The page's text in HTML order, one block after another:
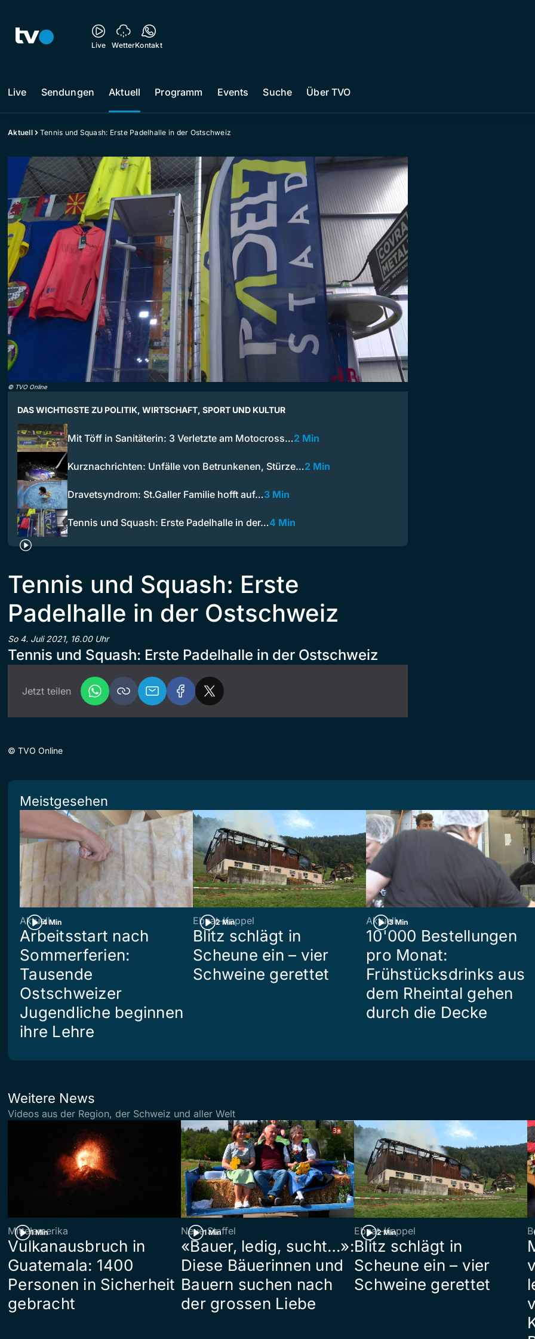
Live WetterKontakt
Live Sendungen Aktuell Programm Events Suche Über TVO
Aktuell Tennis und Squash: Erste Padelhalle in der Ostschweiz
© TVO Online
DAS WICHTIGSTE ZU POLITIK, WIRTSCHAFT, SPORT UND KULTUR
Mit Töff in Sanitäterin: 3 Verletzte am Motocross…2 Min
Kurznachrichten: Unfälle von Betrunkenen, Stürze…2 Min
Dravetsyndrom: St.Galler Familie hofft auf…3 Min
Tennis und Squash: Erste Padelhalle in der…4 Min
Tennis und Squash: Erste
Padelhalle in der Ostschweiz
So 4. Juli 2021, 16.00 Uhr
Tennis und Squash: Erste Padelhalle in der Ostschweiz
Jetzt teilen
© TVO Online
Meistgesehen
4 Min
Aktuell
Arbeitsstart nach
Sommerferien:
Tausende
Ostschweizer
Jugendliche beginnen
ihre Lehre
2 Min
Ebnat-Kappel
Blitz schlägt in
Scheune ein – vier
Schweine gerettet
3 Min
Aktuell
10'000 Bestellungen
pro Monat:
Frühstücksdrinks aus
dem Rheintal gehen
durch die Decke
Weitere News
Videos aus der Region, der Schweiz und aller Welt
1 Min
Mittelamerika
Vulkanausbruch in
Guatemala: 1400
Personen in Sicherheit
gebracht
1 Min
Neue Staffel
«Bauer, ledig, sucht…»:
Diese Bäuerinnen und
Bauern suchen nach
der grossen Liebe
2 Min
Ebnat-Kappel
Blitz schlägt in
Scheune ein – vier
Schweine gerettet